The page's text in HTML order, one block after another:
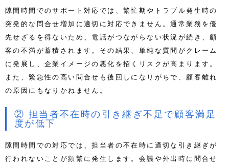
隙間時間でのサポート対応では、繁忙期やトラブル発生時の
突発的な問合せ増加に適切に対応できません。通常業務を優
先せざるを得ないため、電話がつながらない状況が続き、顧
客の不満が蓄積されます。その結果、単純な質問がクレーム
に発展し、企業イメージの悪化を招くリスクが高まります。
また、緊急性の高い問合せも後回しになりがちで、顧客離れ
の原因にもなりかねません。
② 担当者不在時の引き継ぎ不足で顧客満足
度が低下
隙間時間での対応では、担当者の不在時に適切な引き継ぎが
行われないことが頻繁に発生します。会議や外出時に問合せ